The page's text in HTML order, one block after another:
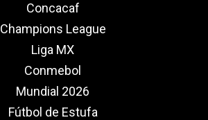
Concacaf
Champions League
Liga MX
Conmebol
Mundial 2026
Fútbol de Estufa